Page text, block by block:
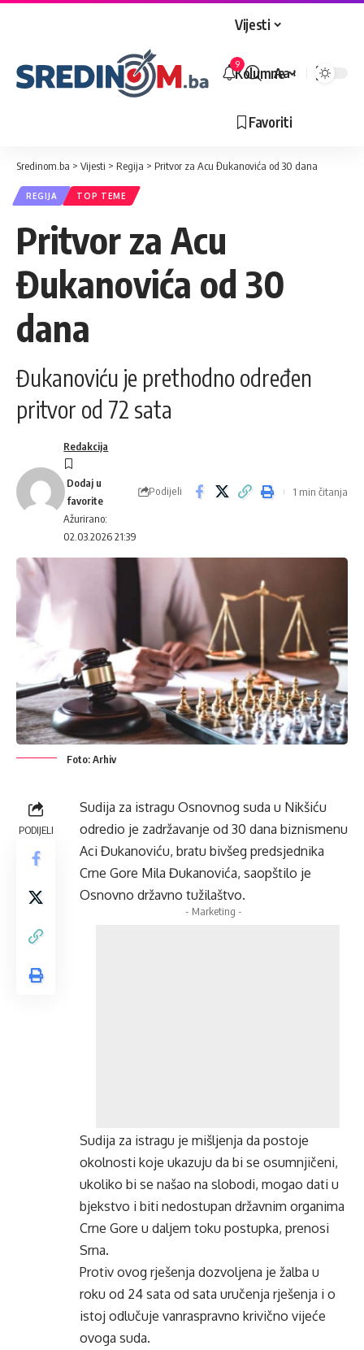
Vijesti
Kolumne
Favoriti
9
Veličina
Aa
Sredinom.ba > Vijesti > Regija > Pritvor za Acu Đukanovića od 30 dana
REGIJA TOP TEME
Pritvor za Acu
Đukanovića od 30
dana
Đukanoviću je prethodno određen
pritvor od 72 sata
Ažurirano:
02.03.2026 21:39
Redakcija
Podijeli 1 min čitanja
Foto: Arhiv
PODIJELI
Sudija za istragu Osnovnog suda u Nikšiću
odredio je zadržavanje od 30 dana biznismenu
Aci Đukanoviću, bratu bivšeg predsjednika
Crne Gore Mila Đukanovića, saopštilo je
Osnovno državno tužilaštvo.
- Marketing -
Sudija za istragu je mišljenja da postoje
okolnosti koje ukazuju da bi se osumnjičeni,
ukoliko bi se našao na slobodi, mogao dati u
bjekstvo i biti nedostupan državnim organima
Crne Gore u daljem toku postupka, prenosi
Srna.
Protiv ovog rješenja dozvoljena je žalba u
roku od 24 sata od sata uručenja rješenja i o
istoj odlučuje vanraspravno krivično vijeće
ovoga suda.